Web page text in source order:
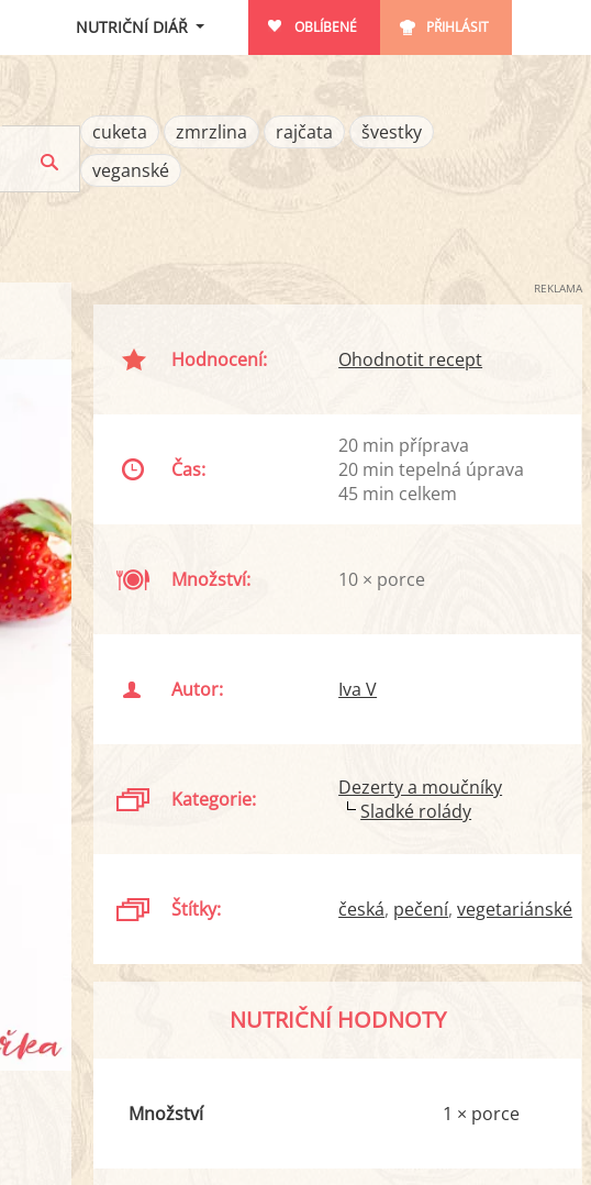
NUTRIČNÍ DIÁŘ OBLÍBENÉ PŘIHLÁSIT
cuketa
zmrzlina rajčata
švestky
veganské
REKLAMA
Hodnocení: Ohodnotit recept
Čas:
20 min příprava
20 min tepelná úprava
45 min celkem
Množství: 10 × porce
Autor: Iva V
Kategorie:
Dezerty a moučníky
Sladké rolády
Štítky: česká pečení vegetariánské
NUTRIČNÍ HODNOTY
Množství 1 × porce